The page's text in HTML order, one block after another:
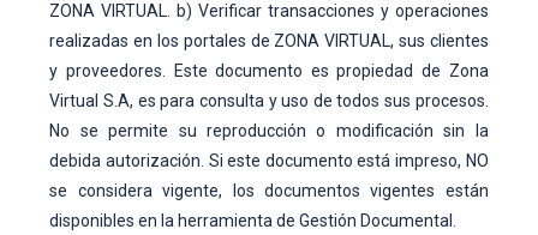
ZONA VIRTUAL. b) Verificar transacciones y operaciones
realizadas en los portales de ZONA VIRTUAL, sus clientes
y proveedores. Este documento es propiedad de Zona
Virtual S.A, es para consulta y uso de todos sus procesos.
No se permite su reproducción o modificación sin la
debida autorización. Si este documento está impreso, NO
se considera vigente, los documentos vigentes están
disponibles en la herramienta de Gestión Documental.